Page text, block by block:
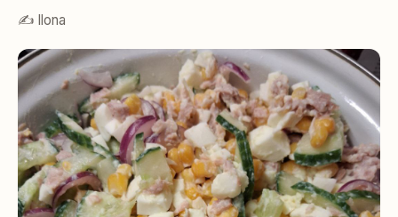
✍️ Ilona